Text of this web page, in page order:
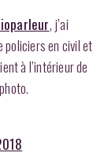
, j’ai
policiers en civil et
à l’intérieur de